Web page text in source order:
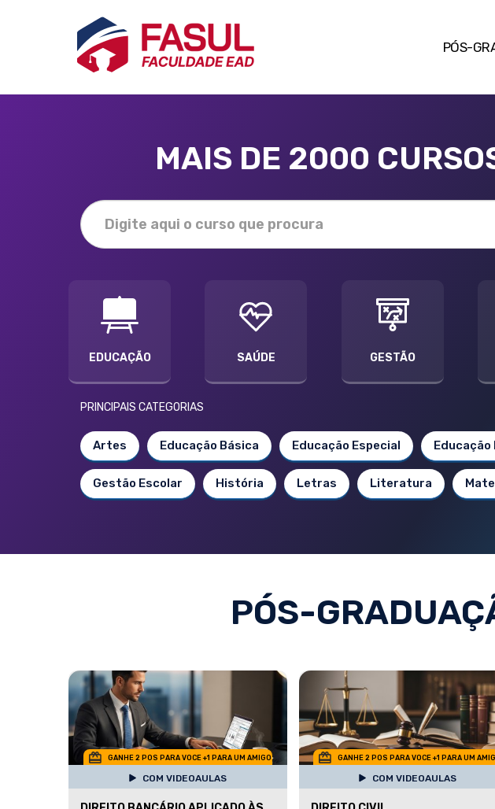
PÓS-
MAIS DE 2000
EDUCAÇÃO SAÚDE GESTÃO
PRINCIPAIS CATEGORIAS
Artes Educação Básica Educação Especial Educação
Gestão Escolar História Letras Literatura
PÓS-
GANHE 2 POS PARA VOCE +1 PARA UM AMIGO
COM VIDEOAULAS
GANHE 2 POS PARA VOCE +1 PARA UM
COM VIDEOAULAS